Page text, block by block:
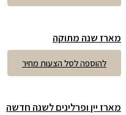
מארז שנה מתוקה
להוספה לסל הצעות מחיר
מארז יין ופרלינים לשנה חדשה